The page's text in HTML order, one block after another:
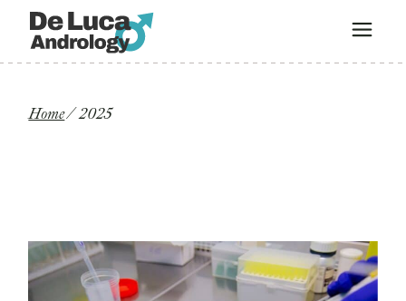
Home 2025